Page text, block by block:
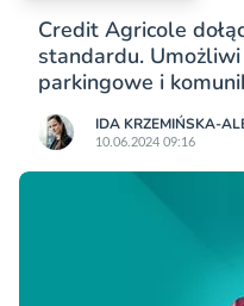
Credit Agricole
standardu.
parkingowe i
IDA KRZEMIŃSKA-
10.06.2024 09:16